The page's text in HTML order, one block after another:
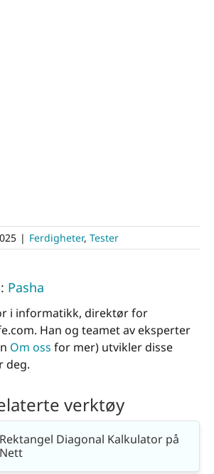
| Ferdigheter, Tester
Pasha
i informatikk, direktør for
Han og teamet av eksperter
Om oss for mer) utvikler disse
deg.
verktøy
Rektangel Diagonal Kalkulator på
Nett